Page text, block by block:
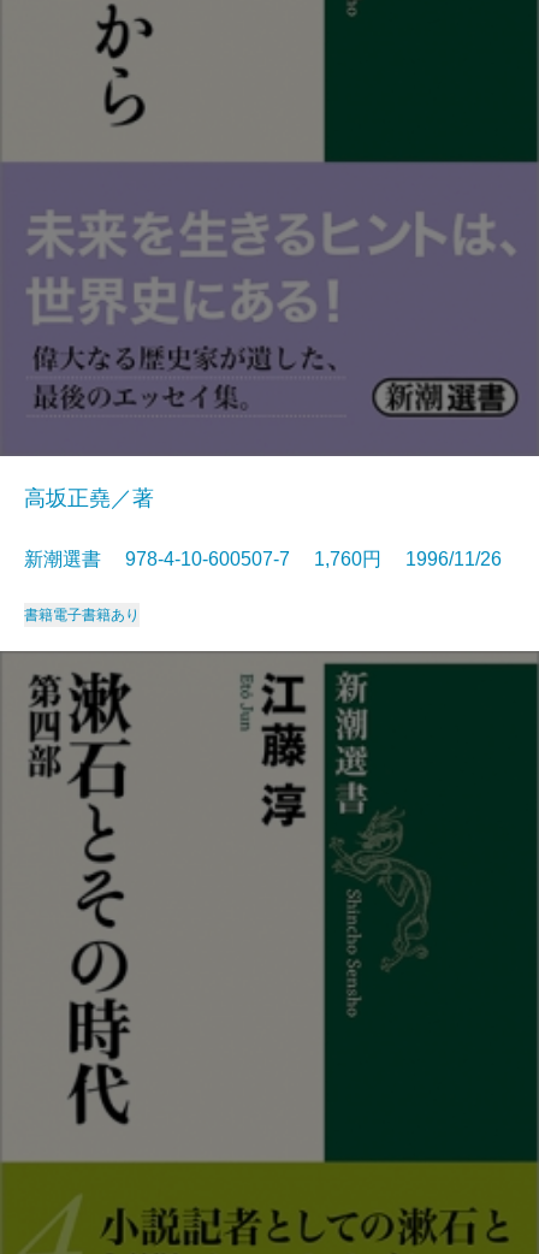
高坂正堯／著
新潮選書 978-4-10-600507-7 1,760円 1996/11/26
書籍電子書籍あり